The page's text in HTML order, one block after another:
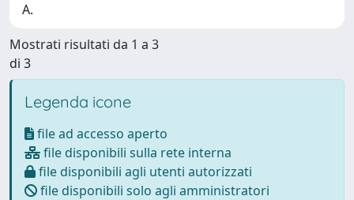
A.
Mostrati risultati da 1 a 3
di 3
Legenda icone
file ad accesso aperto
file disponibili sulla rete interna
file disponibili agli utenti autorizzati
file disponibili solo agli amministratori